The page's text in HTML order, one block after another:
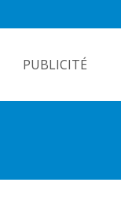
PUBLICITÉ